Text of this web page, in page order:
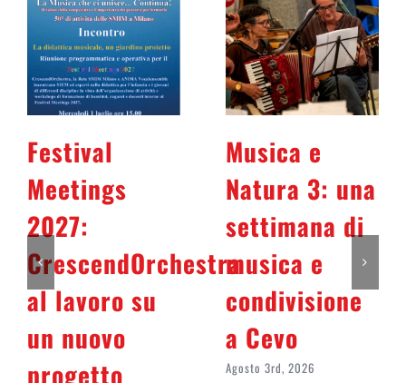
Festival
Meetings
2027:
CrescendOrchestra
al lavoro su
un nuovo
progetto
Musica e
Natura 3: una
settimana di
musica e
condivisione
a Cevo
Agosto 3rd, 2026